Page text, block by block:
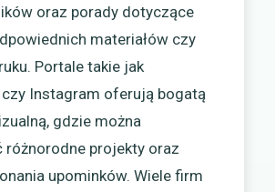
oraz porady dotyczące
materiałów czy
Portale takie jak
Instagram oferują bogatą
gdzie można
różnorodne projekty oraz
upominków. Wiele firm